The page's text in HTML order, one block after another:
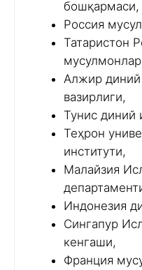
бошқармаси,
Россия
Татаристон
Алжир
вазирлиги,
Тунис диний
Теҳрон
институти,
Малайзия
Индонезия
Сингапур
кенгаши,
Франция